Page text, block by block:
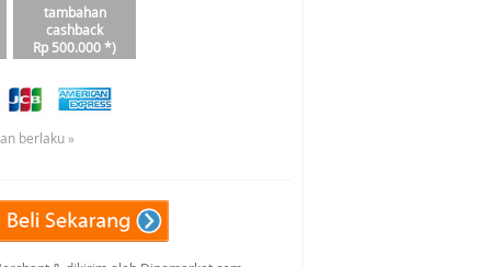
tambahan
cashback
Rp 500.000 *)
berlaku »